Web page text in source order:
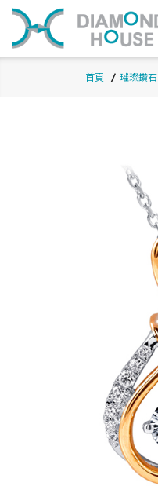
首頁 璀璨鑽石